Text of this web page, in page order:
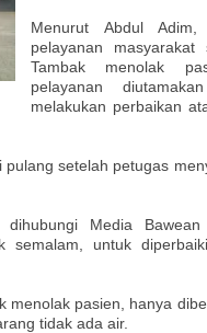
Menurut Abdul
pelayanan masyarakat
Tambak menolak
pelayanan
melakukan perbaikan
setelah petugas
Media Bawean
untuk
menolak pasien, hanya
tidak ada air.